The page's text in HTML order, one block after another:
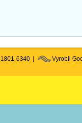
1801-6340 | Vyrobil